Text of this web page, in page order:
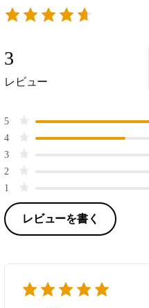
3
レビュー
5
4
3
2
1
レビューを書く